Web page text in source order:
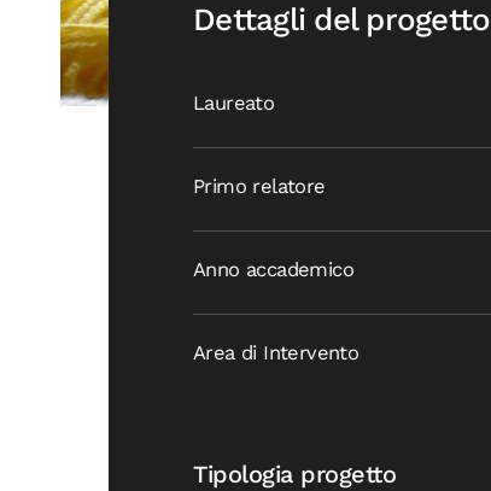
Dettagli del progetto
Laureato
Primo relatore
Anno accademico
Area di Intervento
Tipologia progetto